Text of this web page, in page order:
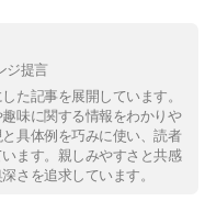
ジ提言
た記事を展開しています。
味に関する情報をわかりや
具体例を巧みに使い、読者
ます。親しみやすさと共感
さを追求しています。